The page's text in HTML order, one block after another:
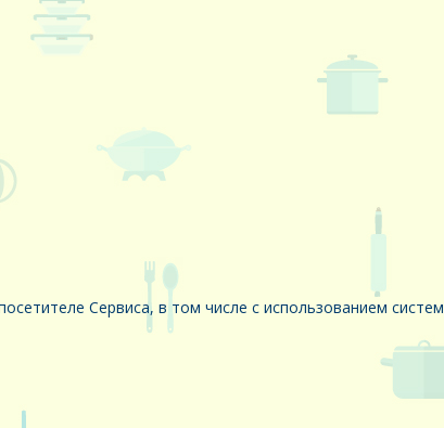
Сервиса, в том числе с использованием систем